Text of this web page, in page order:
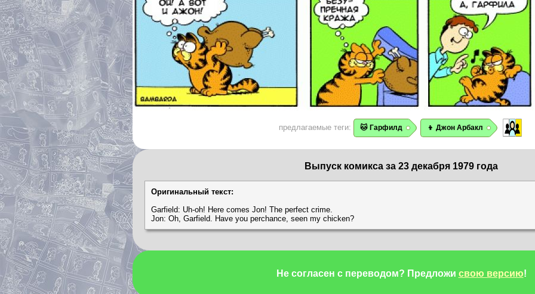
предлагаемые теги: 🐱 Гарфилд 👦 Джон Арбакл
Выпуск комикса за 23 декабря 1979 года
Оригинальный текст:
Garfield: Uh-oh! Here comes Jon! The perfect crime.
Jon: Oh, Garfield. Have you perchance, seen my chicken?
Не согласен с переводом? Предложи свою версию!